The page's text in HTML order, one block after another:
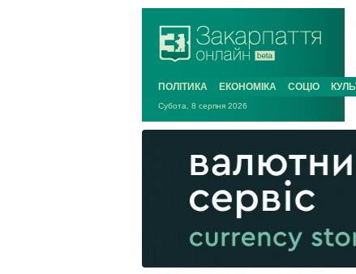
ПОЛІТИКА ЕКОНОМІКА СОЦІО
Субота, 8 серпня 2026